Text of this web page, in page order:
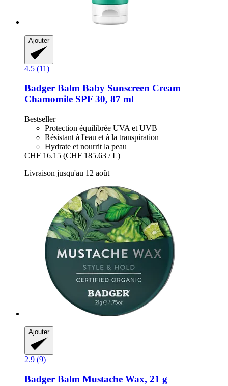
Ajouter
4.5 (11)
Badger Balm Baby Sunscreen Cream
Chamomile SPF 30, 87 ml
Bestseller
Protection équilibrée UVA et UVB
Résistant à l'eau et à la transpiration
Hydrate et nourrit la peau
CHF 16.15 (CHF 185.63 / L)
Livraison jusqu'au 12 août
Ajouter
2.9 (9)
Badger Balm Mustache Wax, 21 g